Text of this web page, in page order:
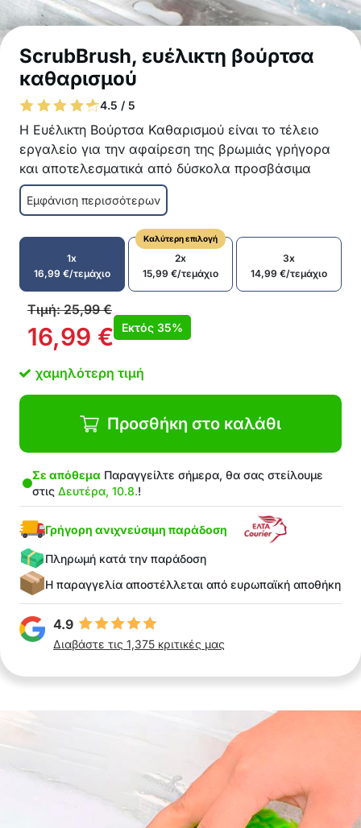
ScrubBrush, ευέλικτη βούρτσα
καθαρισμού
4.5 / 5
Η Ευέλικτη Βούρτσα Καθαρισμού είναι το τέλειο
εργαλείο για την αφαίρεση της βρωμιάς γρήγορα
και αποτελεσματικά από δύσκολα προσβάσιμα
σημεία. Χάρη στον ευέλικτο σχεδιασμό της, σας
επιτρέπει να καθαρίζετε διαφορετικούς τύπους
Όντας ευέλικτη, επιτρέπει τον καθαρισμό γύρω
από γωνίες και άλλες δύσκολα προσβάσιμες
περιοχές
Διαθέτει εξαιρετικά απαλές αλλά ανθεκτικές
τρίχες για βαθύ καθαρισμό
Κατάλληλη για τον καθαρισμό διαφόρων
Απλά ξεπλύνετε με νερό και απορρυπαντικό
Επιτρέπει άνετη χρήση και καλή λαβή
στη-συσκευασία 1x ευέλικτη βούρτσα
καθαρισμού
Εμφάνιση περισσότερων
1x
16,99 €/τεμάχιο
Καλύτερη επιλογή
2x
15,99 €/τεμάχιο
3x
14,99€/τεμάχιο
Τιμή:25,99€
16,99 € Εκτός 35%
χαμηλότερη τιμή
Προσθήκη στο καλάθι
Σε απόθεμα Παραγγείλτε σήμερα, θα σας στείλουμε
στις Δευτέρα, 10.8.!
Γρήγορη ανιχνεύσιμη παράδοση
Πληρωμή κατά την παράδοση
Η παραγγελία αποστέλλεται από ευρωπαϊκή αποθήκη
4.9
Διαβάστε τις 1,375 κριτικές μας